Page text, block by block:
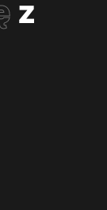
z